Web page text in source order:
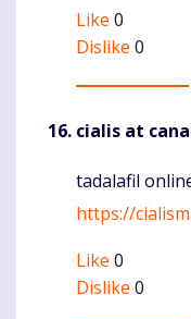
Like 0
Dislike 0
cialis at
Komentaras
tadalafil
https://
Like 0
Dislike 0